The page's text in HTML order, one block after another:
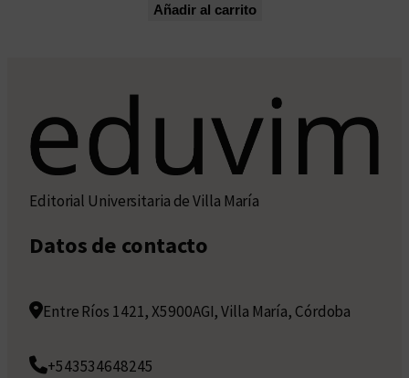
Añadir al carrito
Editorial Universitaria de Villa María
Datos de contacto
Entre Ríos 1421, X5900AGI, Villa María, Córdoba
+543534648245